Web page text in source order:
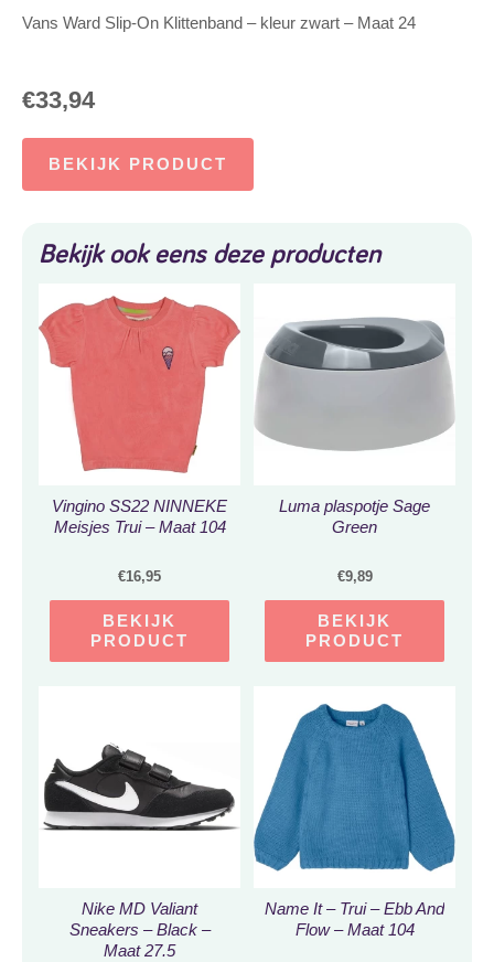
Vans Ward Slip-On Klittenband – kleur zwart – Maat 24
€33,94
BEKIJK PRODUCT
Bekijk ook eens deze producten
Vingino SS22 NINNEKE
Meisjes Trui – Maat 104
€16,95
BEKIJK
PRODUCT
Luma plaspotje Sage
Green
€9,89
BEKIJK
PRODUCT
Nike MD Valiant
Sneakers – Black –
Maat 27.5
Name It – Trui – Ebb And
Flow – Maat 104